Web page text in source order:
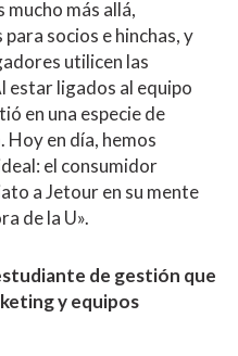
mucho más allá,
socios e hinchas, y
utilicen las
estar ligados al equipo
en una especie de
Hoy en día, hemos
el consumidor
a Jetour en su mente
de la U».
de gestión que
y equipos